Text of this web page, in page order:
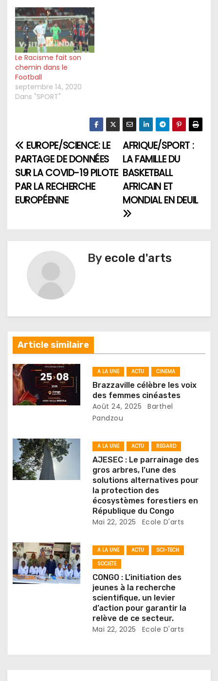
Le Racisme fait son
chemin dans le
Football
septembre 14, 2020
Dans "SPORT"
N
a
v
o
n
d
e
l
a
r
t
l
e
AFRIQUE/SPORT :
LA FAMILLE DU
BASKETBALL
AFRICAIN ET
MONDIAL EN DEUIL
EUROPE/SCIENCE: LE
PARTAGE DE DONNÉES
SUR LA COVID-19 PILOTE
PAR LA RECHERCHE
EUROPÉENNE
By ecole d'arts
Article similaire
A LA UNE ACTU CINEMA
Brazzaville célèbre les voix
des femmes cinéastes
Août 24, 2025
Barthel
Pandzou
A LA UNE ACTU REGARD
AJESEC : Le parrainage des
gros arbres, l’une des
solutions alternatives pour
la protection des
écosystèmes forestiers en
République du Congo
Mai 22, 2025 Ecole D'arts
A LA UNE ACTU
SCI-TECH
SOCIETE
CONGO : L’initiation des
jeunes à la recherche
scientifique, un levier
d’action pour garantir la
relève de ce secteur.
Mai 22, 2025 Ecole D'arts